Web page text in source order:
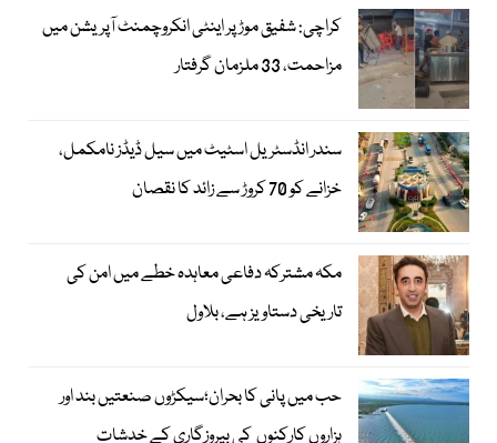
کراچی: شفیق موڑ پر اینٹی انکروچمنٹ آپریشن میں
مزاحمت، 33 ملزمان گرفتار
سندر انڈسٹریل اسٹیٹ میں سیل ڈیڈز نامکمل،
خزانے کو 70 کروڑ سے زائد کا نقصان
مکہ مشترکہ دفاعی معاہدہ خطے میں امن کی
تاریخی دستاویز ہے، بلاول
حب میں پانی کا بحران؛سیکڑوں صنعتیں بند اور
ہزاروں کارکنوں کی بیروزگاری کے خدشات